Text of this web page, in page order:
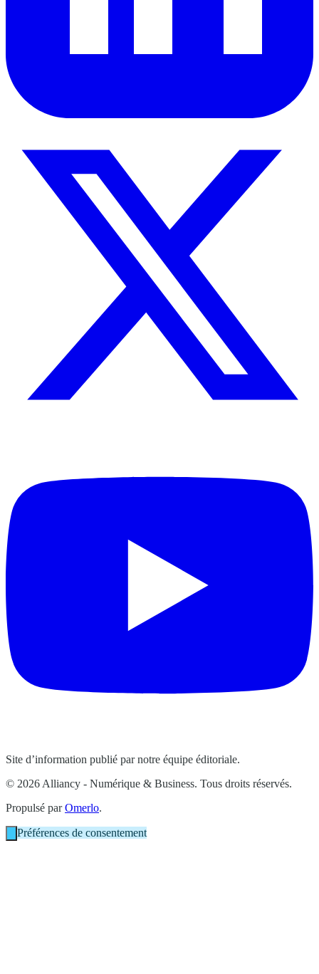
Site d’information publié par notre équipe éditoriale.
© 2026 Alliancy - Numérique & Business. Tous droits réservés.
Propulsé parOmerlo.
Préférences de consentement